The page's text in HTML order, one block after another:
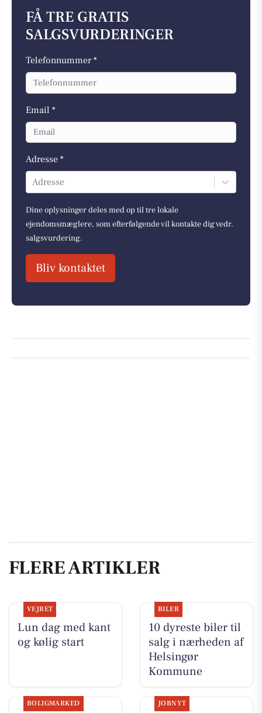
FÅ TRE GRATIS
SALGSVURDERINGER
Telefonnummer *
Email *
Adresse *
Adresse
Dine oplysninger deles med op til tre lokale
ejendomsmæglere, som efterfølgende vil kontakte dig vedr.
salgsvurdering.
Bliv kontaktet
FLERE ARTIKLER
VEJRET
Lun dag med kant
og kølig start
BILER
10 dyreste biler til
salg i nærheden af
Helsingør
Kommune
BOLIGMARKED JOBNYT